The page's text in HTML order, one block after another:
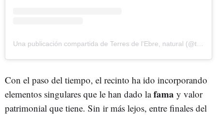
Con el paso del tiempo, el recinto ha ido incorporando
elementos singulares que le han dado lafama y valor
patrimonial que tiene. Sin ir más lejos, entre finales del